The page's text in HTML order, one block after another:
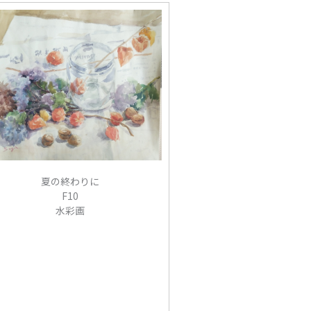
夏の終わりに
F10
水彩画